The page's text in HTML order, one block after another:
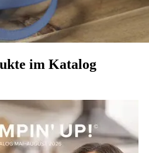
im Katalog